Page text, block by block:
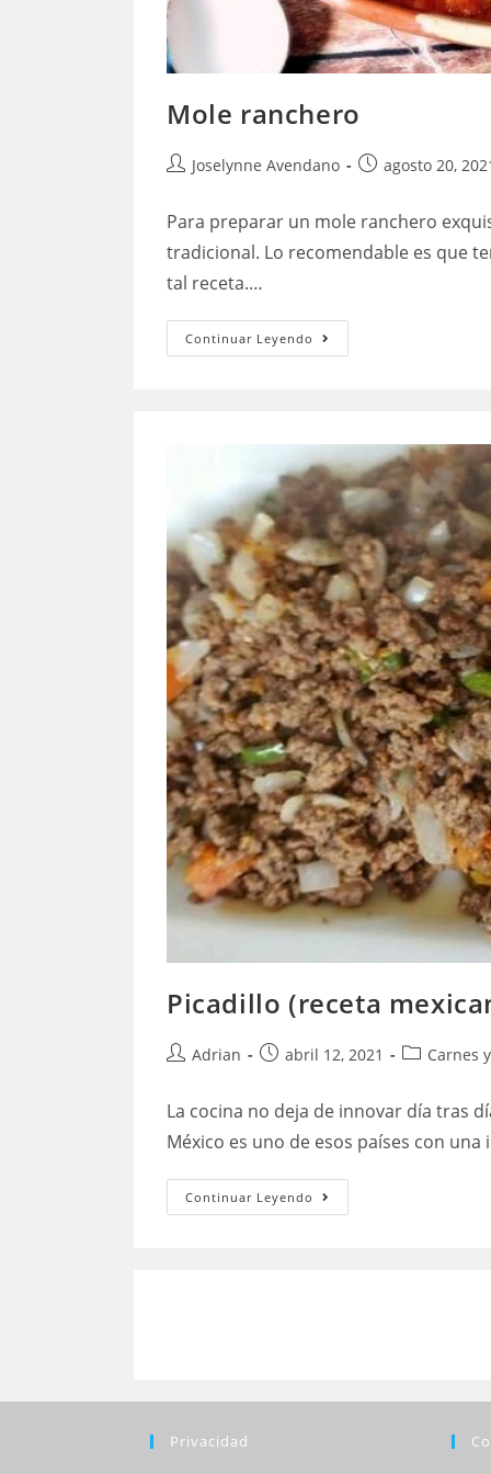
Mole ranchero
Autor
la
entrada:
Joselynne Avendano
Publicación
entrada:
agosto 20,
Para preparar un mole ranchero
tradicional. Lo recomendable es que
tal receta.…
Continuar Leyendo
ranchero
Picadillo (receta
Autor
la
entrada:
Adrian
Publicación
entrada:
abril 12, 2021
Categoría
entrada:
Carnes
La cocina no deja de innovar día tras
México es uno de esos países con
Continuar Leyendo
(receta
Privacidad